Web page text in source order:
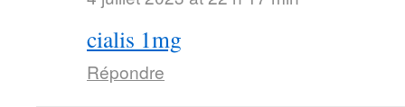
cialis 1mg
Répondre